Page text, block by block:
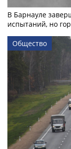
В Барнауле
испытаний, но
Общество